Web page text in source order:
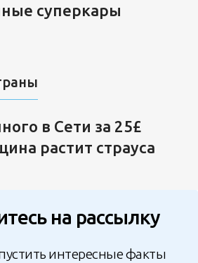
суперкары
в Сети за 25£
растит страуса
на рассылку
интересные факты